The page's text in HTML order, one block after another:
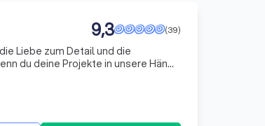
(39)
9,3
Liebe zum Detail und die
du deine Projekte in unsere Hände